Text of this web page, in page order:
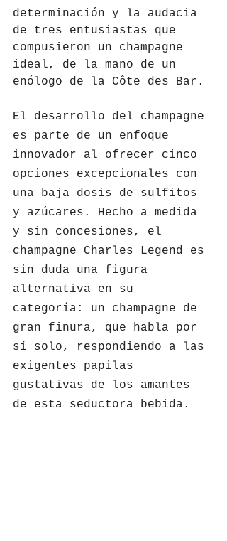
determinación y la audacia
de tres entusiastas que
compusieron un champagne
ideal, de la mano de un
enólogo de la Côte des Bar.
El desarrollo del champagne
es parte de un enfoque
innovador al ofrecer cinco
opciones excepcionales con
una baja dosis de sulfitos
y azúcares. Hecho a medida
y sin concesiones, el
champagne Charles Legend es
sin duda una figura
alternativa en su
categoría: un champagne de
gran finura, que habla por
sí solo, respondiendo a las
exigentes papilas
gustativas de los amantes
de esta seductora bebida.